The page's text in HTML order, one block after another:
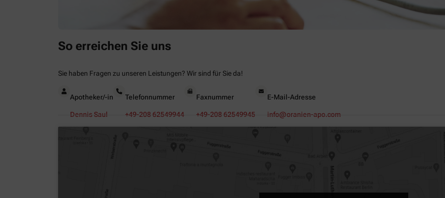
So erreichen Sie uns
Sie haben Fragen zu unseren Leistungen? Wir sind für Sie da!
Apotheker/-in
Dennis Saul
Telefonnummer
+49-208 62549944
Faxnummer
+49-208 62549945
E-Mail-Adresse
info@oranien-apo.com